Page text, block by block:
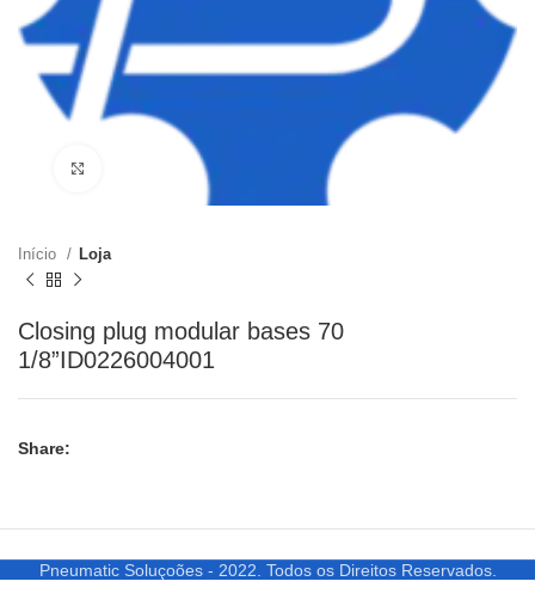
Clique para ampliar
Início Loja
Closing plug modular bases 70
1/8”ID0226004001
Share:
Pneumatic Soluçoões - 2022. Todos os Direitos Reservados.